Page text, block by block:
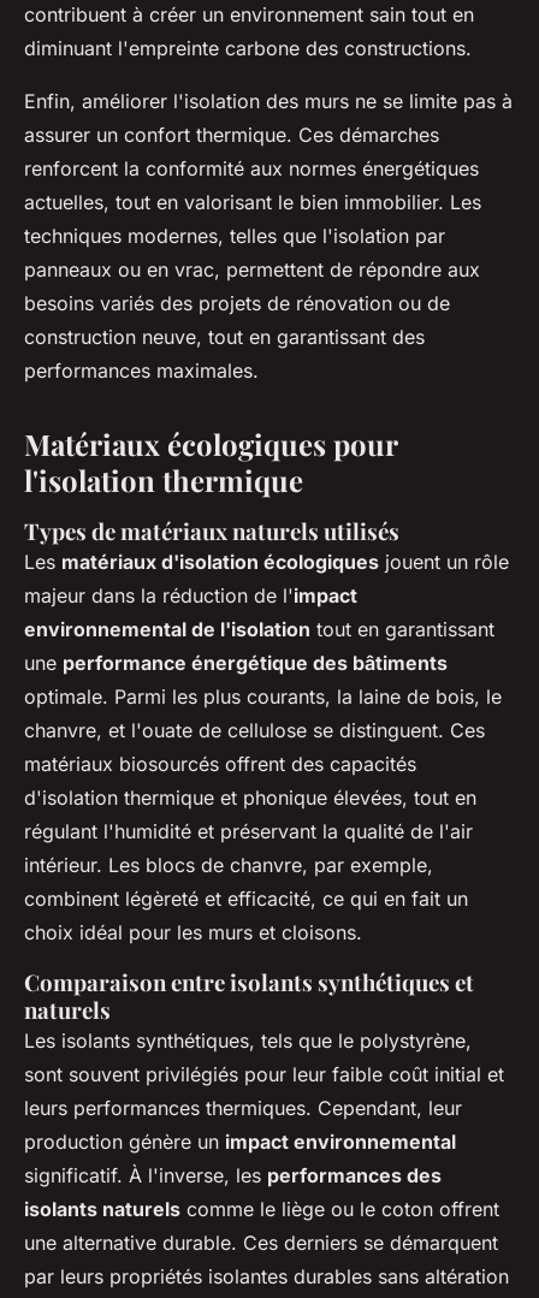
contribuent à créer un environnement sain tout en
diminuant l'empreinte carbone des constructions.
Enfin, améliorer l'isolation des murs ne se limite pas à
assurer un confort thermique. Ces démarches
renforcent la conformité aux normes énergétiques
actuelles, tout en valorisant le bien immobilier. Les
techniques modernes, telles que l'isolation par
panneaux ou en vrac, permettent de répondre aux
besoins variés des projets de rénovation ou de
construction neuve, tout en garantissant des
performances maximales.
Matériaux écologiques pour
l'isolation thermique
Types de matériaux naturels utilisés
Les matériaux d'isolation écologiques jouent un rôle
majeur dans la réduction de l'impact
environnemental de l'isolation tout en garantissant
une performance énergétique des bâtiments
optimale. Parmi les plus courants, la laine de bois, le
chanvre, et l'ouate de cellulose se distinguent. Ces
matériaux biosourcés offrent des capacités
d'isolation thermique et phonique élevées, tout en
régulant l'humidité et préservant la qualité de l'air
intérieur. Les blocs de chanvre, par exemple,
combinent légèreté et efficacité, ce qui en fait un
choix idéal pour les murs et cloisons.
Comparaison entre isolants synthétiques et
naturels
Les isolants synthétiques, tels que le polystyrène,
sont souvent privilégiés pour leur faible coût initial et
leurs performances thermiques. Cependant, leur
production génère un impact environnemental
significatif. À l'inverse, les performances des
isolants naturels comme le liège ou le coton offrent
une alternative durable. Ces derniers se démarquent
par leurs propriétés isolantes durables sans altération